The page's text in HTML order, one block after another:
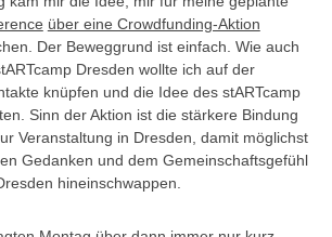
über eine Crowdfunding-Aktion
Der Beweggrund ist einfach. Wie auch
Dresden wollte ich auf der
knüpfen und die Idee des stARTcamp
Sinn der Aktion ist die stärkere Bindung
Veranstaltung in Dresden, damit möglichst
Gedanken und dem Gemeinschaftsgefühl
hineinschwappen.